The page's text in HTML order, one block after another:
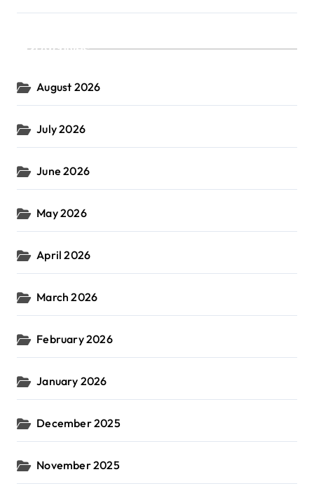
Archives
August 2026
July 2026
June 2026
May 2026
April 2026
March 2026
February 2026
January 2026
December 2025
November 2025